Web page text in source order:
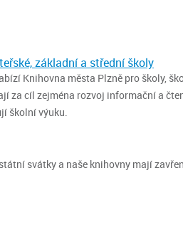
základní a střední školy
Knihovna města Plzně pro školy,
za cíl zejména rozvoj informační a
školní výuku.
svátky a naše knihovny mají